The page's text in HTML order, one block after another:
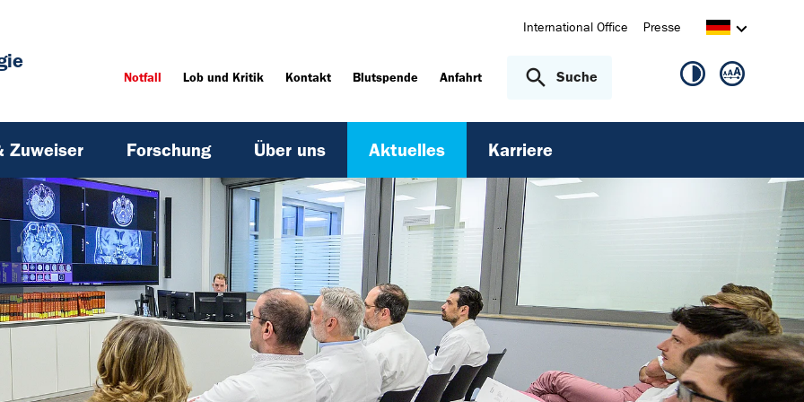
International Office Presse
Notfall Lob und Kritik Kontakt Blutspende Anfahrt Suche
Zuweiser Forschung Über uns Aktuelles Karriere